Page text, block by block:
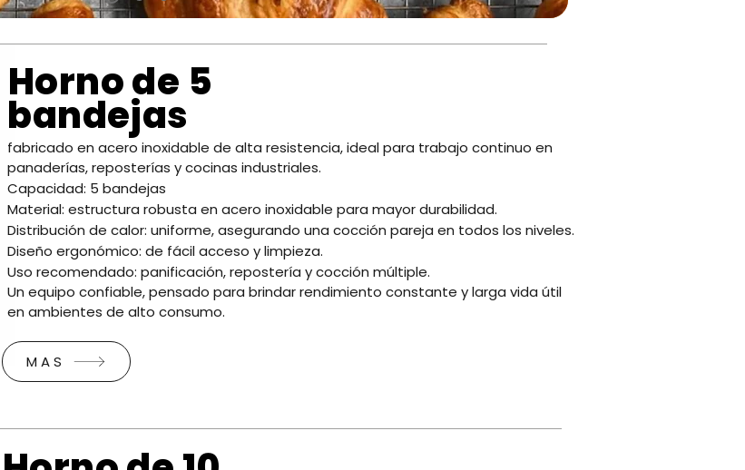
fabricado en acero inoxidable de alta resistencia, ideal para trabajo continuo en
panaderías, reposterías y cocinas industriales.
Capacidad: 5 bandejas
Material: estructura robusta en acero inoxidable para mayor durabilidad.
Distribución de calor: uniforme, asegurando una cocción pareja en todos los niveles.
Diseño ergonómico: de fácil acceso y limpieza.
Uso recomendado: panificación, repostería y cocción múltiple.
Un equipo confiable, pensado para brindar rendimiento constante y larga vida útil
en ambientes de alto consumo.
Horno de 5
bandejas
MAS